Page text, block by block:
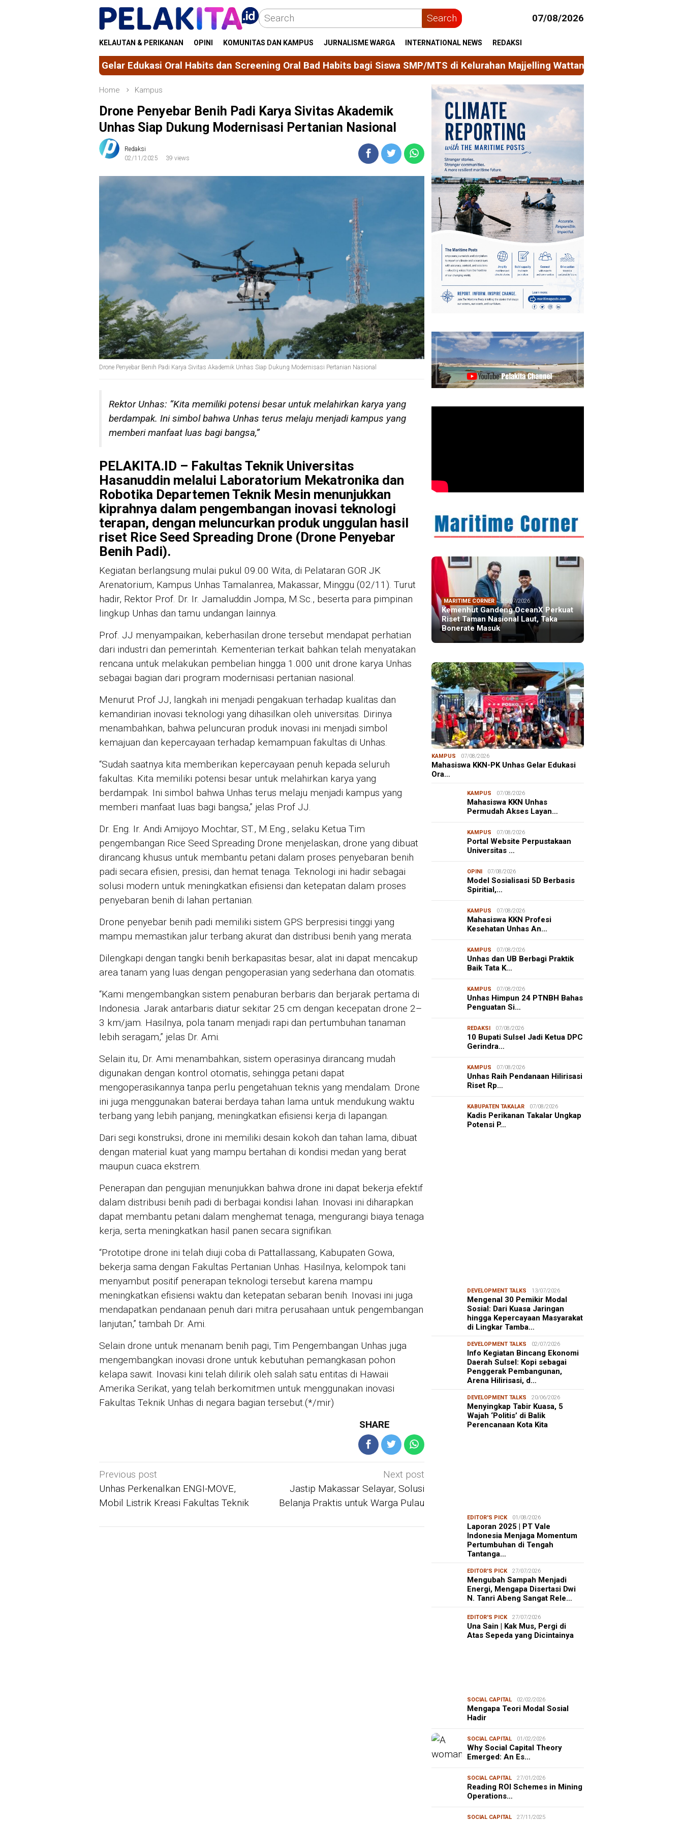
Skip
Search 07/08/2026
KELAUTAN & PERIKANAN OPINI KOMUNITAS DAN KAMPUS JURNALISME WARGA INTERNATIONAL NEWS REDAKSI
Edukasi Oral Habits dan Screening Oral Bad Habits bagi Siswa SMP/MTS di Kelurahan Majjelling Wattang Mahasiswa KKN Unhas Permudah Akses
Home Kampus
Drone Penyebar Benih Padi Karya Sivitas Akademik
Unhas Siap Dukung Modernisasi Pertanian Nasional
Redaksi
02/11/2025
39 views
Drone Penyebar Benih Padi Karya Sivitas Akademik Unhas Siap Dukung Modernisasi Pertanian Nasional
Rektor Unhas: “Kita memiliki potensi besar untuk melahirkan karya yang
berdampak. Ini simbol bahwa Unhas terus melaju menjadi kampus yang
memberi manfaat luas bagi bangsa,”
PELAKITA.ID – Fakultas Teknik Universitas
Hasanuddin melalui Laboratorium Mekatronika dan
Robotika Departemen Teknik Mesin menunjukkan
kiprahnya dalam pengembangan inovasi teknologi
terapan, dengan meluncurkan produk unggulan hasil
riset Rice Seed Spreading Drone (Drone Penyebar
Benih Padi).
Kegiatan berlangsung mulai pukul 09.00 Wita, di Pelataran GOR JK
Arenatorium, Kampus Unhas Tamalanrea, Makassar, Minggu (02/11). Turut
hadir, Rektor Prof. Dr. Ir. Jamaluddin Jompa, M.Sc., beserta para pimpinan
lingkup Unhas dan tamu undangan lainnya.
Prof. JJ menyampaikan, keberhasilan drone tersebut mendapat perhatian
dari industri dan pemerintah. Kementerian terkait bahkan telah menyatakan
rencana untuk melakukan pembelian hingga 1.000 unit drone karya Unhas
sebagai bagian dari program modernisasi pertanian nasional.
Menurut Prof JJ, langkah ini menjadi pengakuan terhadap kualitas dan
kemandirian inovasi teknologi yang dihasilkan oleh universitas. Dirinya
menambahkan, bahwa peluncuran produk inovasi ini menjadi simbol
kemajuan dan kepercayaan terhadap kemampuan fakultas di Unhas.
“Sudah saatnya kita memberikan kepercayaan penuh kepada seluruh
fakultas. Kita memiliki potensi besar untuk melahirkan karya yang
berdampak. Ini simbol bahwa Unhas terus melaju menjadi kampus yang
memberi manfaat luas bagi bangsa,” jelas Prof JJ.
Dr. Eng. Ir. Andi Amijoyo Mochtar, ST., M.Eng., selaku Ketua Tim
pengembangan Rice Seed Spreading Drone menjelaskan, drone yang dibuat
dirancang khusus untuk membantu petani dalam proses penyebaran benih
padi secara efisien, presisi, dan hemat tenaga. Teknologi ini hadir sebagai
solusi modern untuk meningkatkan efisiensi dan ketepatan dalam proses
penyebaran benih di lahan pertanian.
Drone penyebar benih padi memiliki sistem GPS berpresisi tinggi yang
mampu memastikan jalur terbang akurat dan distribusi benih yang merata.
Dilengkapi dengan tangki benih berkapasitas besar, alat ini dapat mencakup
area tanam yang luas dengan pengoperasian yang sederhana dan otomatis.
“Kami mengembangkan sistem penaburan berbaris dan berjarak pertama di
Indonesia. Jarak antarbaris diatur sekitar 25 cm dengan kecepatan drone 2–
3 km/jam. Hasilnya, pola tanam menjadi rapi dan pertumbuhan tanaman
lebih seragam,” jelas Dr. Ami.
Selain itu, Dr. Ami menambahkan, sistem operasinya dirancang mudah
digunakan dengan kontrol otomatis, sehingga petani dapat
mengoperasikannya tanpa perlu pengetahuan teknis yang mendalam. Drone
ini juga menggunakan baterai berdaya tahan lama untuk mendukung waktu
terbang yang lebih panjang, meningkatkan efisiensi kerja di lapangan.
Dari segi konstruksi, drone ini memiliki desain kokoh dan tahan lama, dibuat
dengan material kuat yang mampu bertahan di kondisi medan yang berat
maupun cuaca ekstrem.
Penerapan dan pengujian menunjukkan bahwa drone ini dapat bekerja efektif
dalam distribusi benih padi di berbagai kondisi lahan. Inovasi ini diharapkan
dapat membantu petani dalam menghemat tenaga, mengurangi biaya tenaga
kerja, serta meningkatkan hasil panen secara signifikan.
“Prototipe drone ini telah diuji coba di Pattallassang, Kabupaten Gowa,
bekerja sama dengan Fakultas Pertanian Unhas. Hasilnya, kelompok tani
menyambut positif penerapan teknologi tersebut karena mampu
meningkatkan efisiensi waktu dan ketepatan sebaran benih. Inovasi ini juga
mendapatkan pendanaan penuh dari mitra perusahaan untuk pengembangan
lanjutan,” tambah Dr. Ami.
Selain drone untuk menanam benih pagi, Tim Pengembangan Unhas juga
mengembangkan inovasi drone untuk kebutuhan pemangkasan pohon
kelapa sawit. Inovasi kini telah dilirik oleh salah satu entitas di Hawaii
Amerika Serikat, yang telah berkomitmen untuk menggunakan inovasi
Fakultas Teknik Unhas di negara bagian tersebut.(*/mir)
SHARE
Post
navigation
Previous post
Unhas Perkenalkan ENGI-MOVE,
Mobil Listrik Kreasi Fakultas Teknik
Next post
Jastip Makassar Selayar, Solusi
Belanja Praktis untuk Warga Pulau
MARITIME CORNER 25/07/2026
Kemenhut Gandeng OceanX Perkuat
Riset Taman Nasional Laut, Taka
Bonerate Masuk
KAMPUS 07/08/2026
Mahasiswa KKN-PK Unhas Gelar Edukasi
Ora…
KAMPUS 07/08/2026
Mahasiswa KKN Unhas
Permudah Akses Layan…
KAMPUS 07/08/2026
Portal Website Perpustakaan
Universitas …
OPINI 07/08/2026
Model Sosialisasi 5D Berbasis
Spiritial,…
KAMPUS 07/08/2026
Mahasiswa KKN Profesi
Kesehatan Unhas An…
KAMPUS 07/08/2026
Unhas dan UB Berbagi Praktik
Baik Tata K…
KAMPUS 07/08/2026
Unhas Himpun 24 PTNBH Bahas
Penguatan Si…
REDAKSI 07/08/2026
10 Bupati Sulsel Jadi Ketua DPC
Gerindra…
KAMPUS 07/08/2026
Unhas Raih Pendanaan Hilirisasi
Riset Rp…
KABUPATEN TAKALAR 07/08/2026
Kadis Perikanan Takalar Ungkap
Potensi P…
Mahasiswa KKN-T Unhas Edukasi
Warga Desa Buae Kenali
Mikroorganisme Baik dan Jahat
DEVELOPMENT TALKS 13/07/2026
Mengenal 30 Pemikir Modal
Sosial: Dari Kuasa Jaringan
hingga Kepercayaan Masyarakat
di Lingkar Tamba…
DEVELOPMENT TALKS 02/07/2026
Info Kegiatan Bincang Ekonomi
Daerah Sulsel: Kopi sebagai
Penggerak Pembangunan,
Arena Hilirisasi, d…
DEVELOPMENT TALKS 20/06/2026
Menyingkap Tabir Kuasa, 5
Wajah ‘Politis’ di Balik
Perencanaan Kota Kita
EDITOR'S PICK 01/08/2026
Laporan 2025 | PT Vale
Indonesia Menjaga Momentum
Pertumbuhan di Tengah
Tantanga…
EDITOR'S PICK 27/07/2026
Mengubah Sampah Menjadi
Energi, Mengapa Disertasi Dwi
N. Tanri Abeng Sangat Rele…
EDITOR'S PICK 27/07/2026
Una Sain | Kak Mus, Pergi di
Atas Sepeda yang Dicintainya
SOCIAL CAPITAL 02/02/2026
Mengapa Teori Modal Sosial
Hadir
SOCIAL CAPITAL 01/02/2026
Why Social Capital Theory
Emerged: An Es…
SOCIAL CAPITAL 27/01/2026
Reading ROI Schemes in Mining
Operations…
SOCIAL CAPITAL 27/11/2025